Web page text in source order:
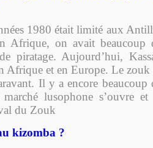
1980 était limité aux
Afrique, on avait beaucoup
piratage. Aujourd’hui,
Afrique et en Europe. Le zouk
Il y a encore beaucoup
lusophone s’ouvre et
du Zouk
kizomba ?